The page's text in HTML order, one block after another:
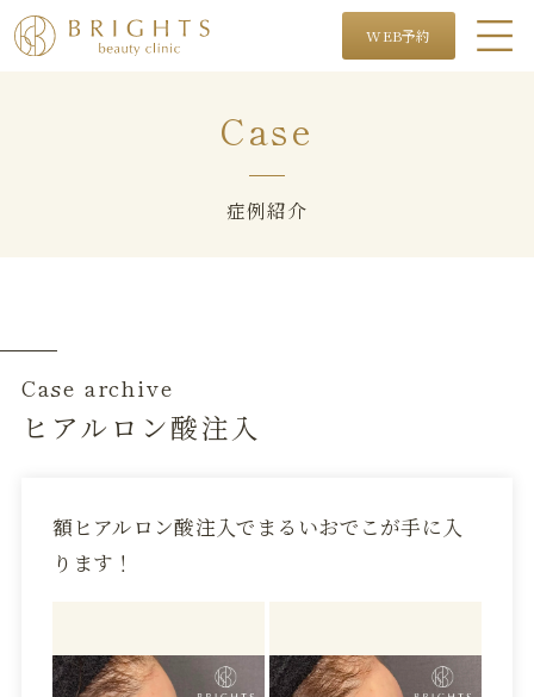
WEB予約
Case
症例紹介
Case archive
ヒアルロン酸注入
額ヒアルロン酸注入でまるいおでこが手に入
ります！